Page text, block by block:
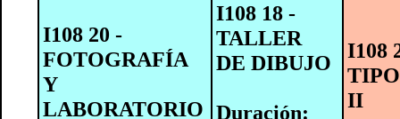
I108 20 -
FOTOGRAFÍA
Y
LABORATORIO
I108 18 -
TALLER
DE DIBUJO
Duración:
I108
II